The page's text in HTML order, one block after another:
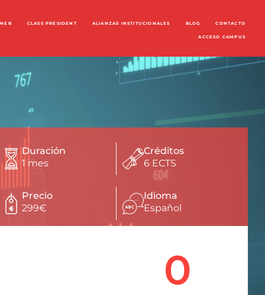
CLASS PRESIDENT ALIANZAS INSTITUCIONALES BLOG CONTACTO
ACCESO CAMPUS
Duración
1 mes
Créditos
6 ECTS
Precio
299€
Idioma
Español
0